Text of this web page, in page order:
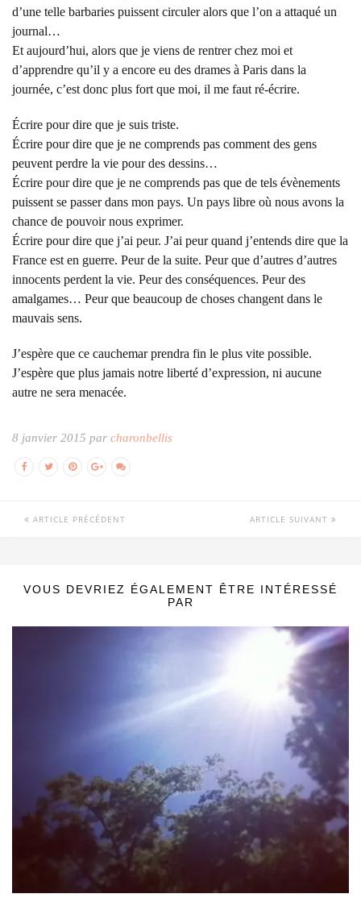
d’une telle barbaries puissent circuler alors que l’on a attaqué un
journal…
Et aujourd’hui, alors que je viens de rentrer chez moi et
d’apprendre qu’il y a encore eu des drames à Paris dans la
journée, c’est donc plus fort que moi, il me faut ré-écrire.
Écrire pour dire que je suis triste.
Écrire pour dire que je ne comprends pas comment des gens
peuvent perdre la vie pour des dessins…
Écrire pour dire que je ne comprends pas que de tels évènements
puissent se passer dans mon pays. Un pays libre où nous avons la
chance de pouvoir nous exprimer.
Écrire pour dire que j’ai peur. J’ai peur quand j’entends dire que la
France est en guerre. Peur de la suite. Peur que d’autres d’autres
innocents perdent la vie. Peur des conséquences. Peur des
amalgames… Peur que beaucoup de choses changent dans le
mauvais sens.
J’espère que ce cauchemar prendra fin le plus vite possible.
J’espère que plus jamais notre liberté d’expression, ni aucune
autre ne sera menacée.
8 janvier 2015 par charonbellis
ARTICLE PRÉCÉDENT ARTICLE SUIVANT
VOUS DEVRIEZ ÉGALEMENT ÊTRE INTÉRESSÉ
PAR